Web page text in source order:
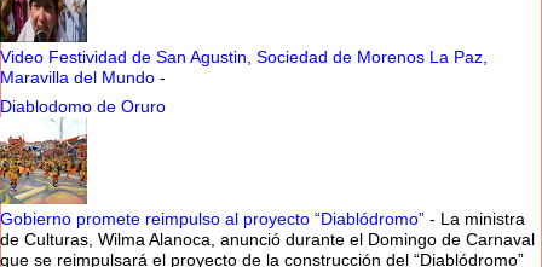
Video Festividad de San Agustin, Sociedad de Morenos La Paz,
Maravilla del Mundo -
Diablodomo de Oruro
Gobierno promete reimpulso al proyecto “Diablódromo” - La ministra
de Culturas, Wilma Alanoca, anunció durante el Domingo de Carnaval
que se reimpulsará el proyecto de la construcción del “Diablódromo”